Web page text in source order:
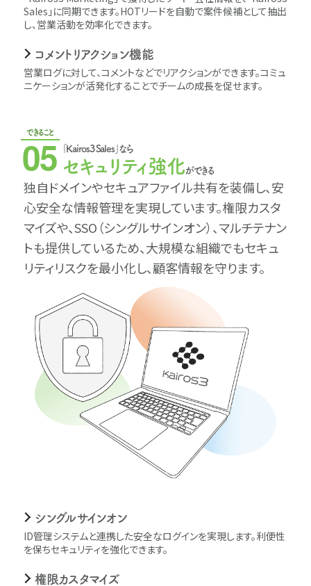
Sales｣に同期できます。HOTリードを自動で案件候補として抽出
し、営業活動を効率化できます。
コメントリアクション機能
営業ログに対して、コメントなどでリアクションができます。コミュ
ニケーションが活発化することでチームの成長を促せます。
できること
05 ｢Kairos3 Sales｣なら
セキュリティ強化ができる
独自ドメインやセキュアファイル共有を装備し、安
心安全な情報管理を実現しています。権限カスタ
マイズや、SSO（シングルサインオン）、マルチテナン
トも提供しているため、大規模な組織でもセキュ
リティリスクを最小化し、顧客情報を守ります。
シングルサインオン
ID管理システムと連携した安全なログインを実現します。利便性
を保ちセキュリティを強化できます。
権限カスタマイズ